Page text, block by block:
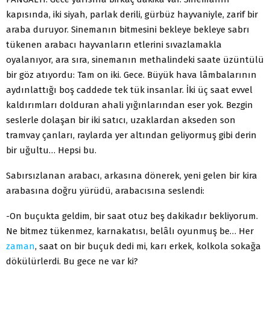
kapısında, iki siyah, parlak derili, gürbüz hayvaniyle, zarif bir
araba duruyor. Sinemanın bitmesini bekleye bekleye sabrı
tükenen arabacı hayvanların etlerini sıvazlamakla
oyalanıyor, ara sıra, sinemanın methalindeki saate üzüntülü
bir göz atıyordu: Tam on iki. Gece. Büyük hava lâmbalarının
aydınlattığı boş caddede tek tük insanlar. İki üç saat evvel
kaldırımları dolduran ahali yığınlarından eser yok. Bezgin
seslerle dolaşan bir iki satıcı, uzaklardan akseden son
tramvay çanları, raylarda yer altından geliyormuş gibi derin
bir uğultu… Hepsi bu.
Sabırsızlanan arabacı, arkasına dönerek, yeni gelen bir kira
arabasına doğru yürüdü, arabacısına seslendi:
-On buçukta geldim, bir saat otuz beş dakikadır bekliyorum.
Ne bitmez tükenmez, karnakatısı, belâlı oyunmuş be… Her
zaman, saat on bir buçuk dedi mi, karı erkek, kolkola sokağa
dökülürlerdi. Bu gece ne var ki?